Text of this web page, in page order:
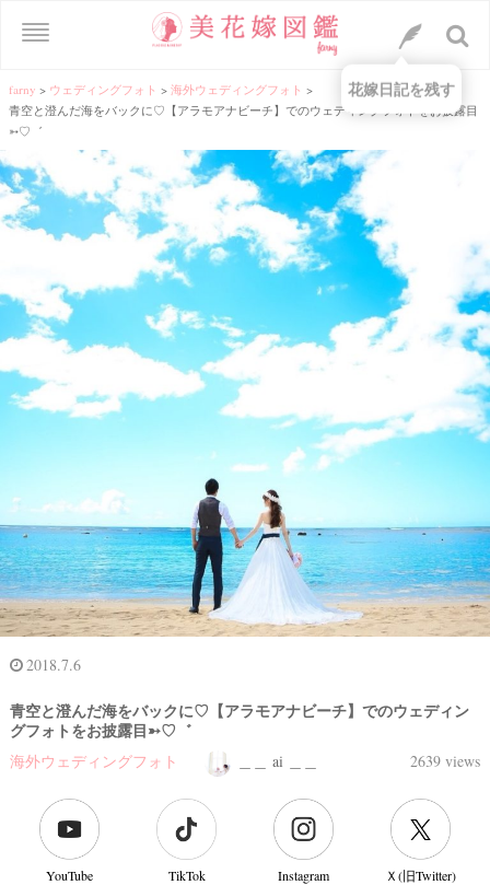
farny > ウェディングフォト > 海外ウェディングフォト >
青空と澄んだ海をバックに♡【アラモアナビーチ】でのウェディングフォトをお披露目
➳♡゛
2018.7.6
青空と澄んだ海をバックに♡【アラモアナビーチ】でのウェディン
グフォトをお披露目➳♡゛
海外ウェディングフォト ＿＿ ai ＿＿ 2639 views
YouTube TikTok Instagram Ｘ(旧Twitter)
花嫁日記を残す